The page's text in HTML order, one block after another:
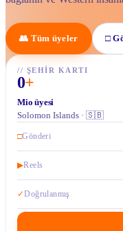
👥 Tüm üyeler □
// ŞEHIR KARTI
0+
Mio üyesi
Solomon Islands · 🇸🇧
□Gönderi
▶Reels
✓Doğrulanmış